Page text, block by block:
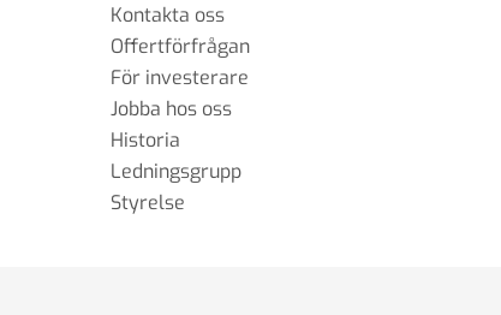
Kontakta oss
Offertförfrågan
För investerare
Jobba hos oss
Historia
Ledningsgrupp
Styrelse